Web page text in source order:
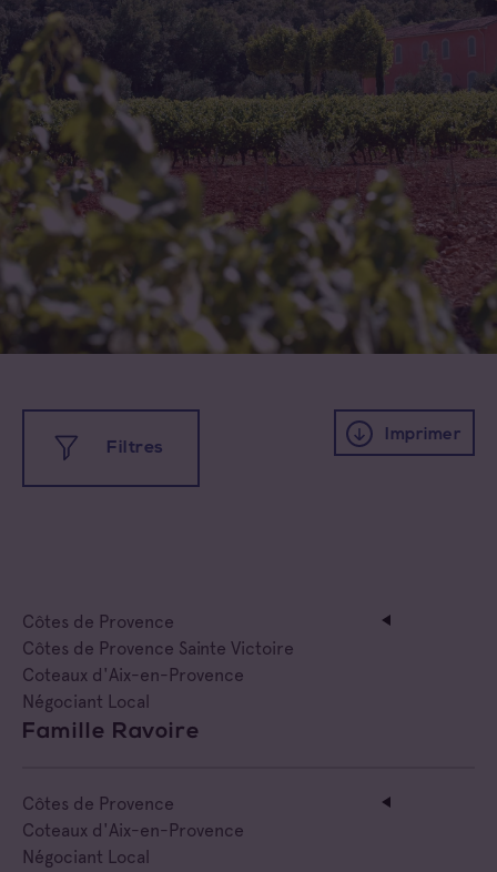
Filtres
Imprimer
Coteaux Varois en Provence
Côtes de Provence
Côtes de Provence Fréjus
Côtes de Provence La Londe
Côtes de Provence Notre Dame des Anges
Toutes les familles
Cave coopérative
Cave particulière
Négoce vinificateur
Negociant
Négociant Local
Côtes de Provence
Côtes de Provence Sainte Victoire
Coteaux d'Aix-en-Provence
Négociant Local
Famille Ravoire
Côtes de Provence
Coteaux d'Aix-en-Provence
Négociant Local